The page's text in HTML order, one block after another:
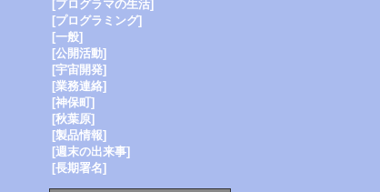
[プログラマの生活]
[プログラミング]
[一般]
[公開活動]
[宇宙開発]
[業務連絡]
[神保町]
[秋葉原]
[製品情報]
[週末の出来事]
[長期署名]